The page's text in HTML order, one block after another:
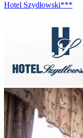
Hotel Szydłowski***